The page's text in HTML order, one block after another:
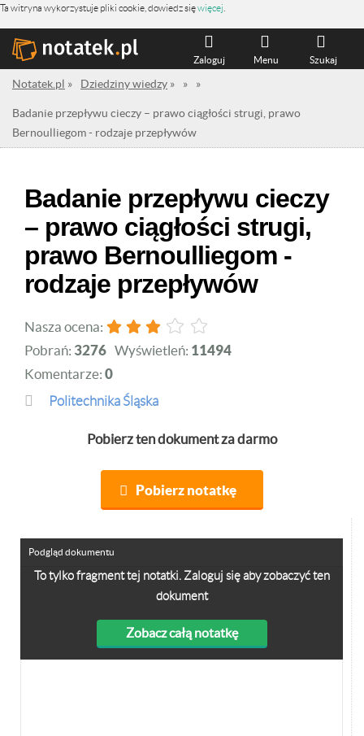
Ta witryna wykorzystuje pliki cookie, dowiedz sięwięcej
Szukaj
Menu
Zaloguj
Notatek.pl » Dziedziny wiedzy » » »
Badanie przepływu cieczy – prawo ciągłości strugi, prawo
Bernoulliegom - rodzaje przepływów
Badanie przepływu cieczy
– prawo ciągłości strugi,
prawo Bernoulliegom -
rodzaje przepływów
Nasza ocena:
Pobrań: 3276 Wyświetleń: 11494
Komentarze: 0
Politechnika Śląska
Pobierz ten dokument za darmo
Pobierz notatkę
To tylko fragment tej notatki. Zaloguj się aby zobaczyć ten
dokument
Zobacz całą notatkę
Podgląd dokumentu